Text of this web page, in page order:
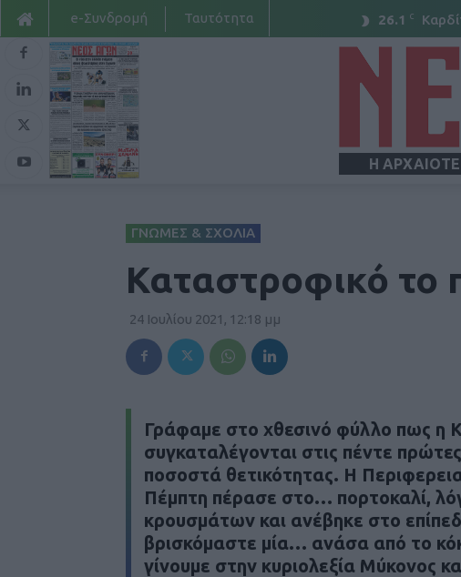
26.1 C
e-Συνδρομή Ταυτότητα
Η
ΓΝΩΜΕΣ & ΣΧΟΛΙΑ
Καταστροφικό το
24 Ιουλίου 2021, 12:18 μμ
Γράφαμε στο χθεσινό φύλλο πως η
συγκαταλέγονται στις πέντε
ποσοστά θετικότητας. Η
Πέμπτη πέρασε στο… πορτοκαλί,
κρουσμάτων και ανέβηκε στο
βρισκόμαστε μία… ανάσα από το
γίνουμε στην κυριολεξία Μύκονος